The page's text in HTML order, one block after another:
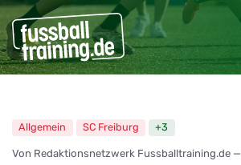
Allgemein SC Freiburg +3
Von Redaktionsnetzwerk Fussballtraining.de —